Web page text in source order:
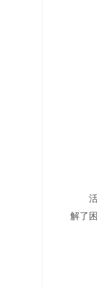
活动
解了